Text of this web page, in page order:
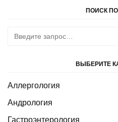
ПОИСК
ВЫБЕРИТЕ
Аллергология
Андрология
Гастроэнтерология